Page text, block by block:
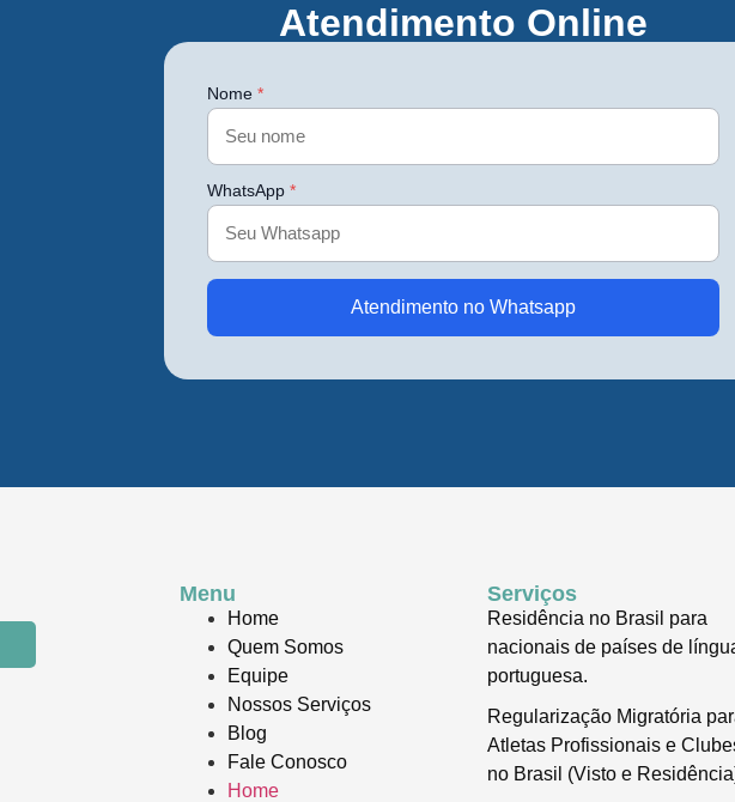
Atendimento Online
Nome *
WhatsApp *
Atendimento no Whatsapp
Menu
Home
Quem Somos
Equipe
Nossos Serviços
Blog
Fale Conosco
Home
Serviços
Residência no Brasil para
nacionais de países de
portuguesa.
Regularização Migratória
Atletas Profissionais e
no Brasil (Visto e